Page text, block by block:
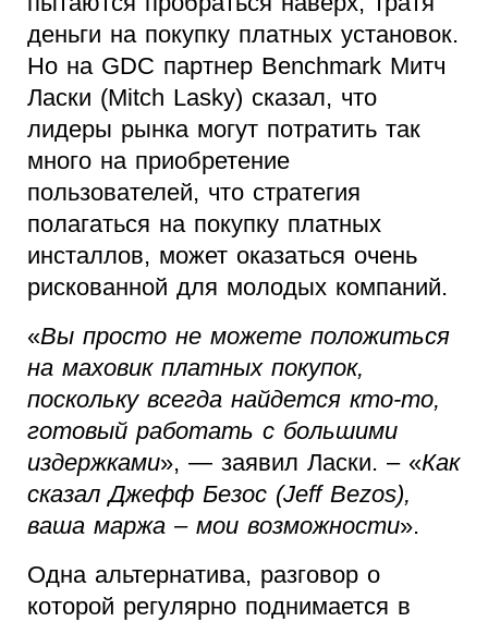
деньги на покупку платных установок.
Но на GDC партнер Benchmark Митч
Ласки (Mitch Lasky) сказал, что
лидеры рынка могут потратить так
много на приобретение
пользователей, что стратегия
полагаться на покупку платных
инсталлов, может оказаться очень
рискованной для молодых компаний.
«Вы просто не можете положиться
на маховик платных покупок,
поскольку всегда найдется кто-то,
готовый работать с большими
издержками», — заявил Ласки. – «Как
сказал Джефф Безос (Jeff Bezos),
ваша маржа – мои возможности».
Одна альтернатива, разговор о
которой регулярно поднимается в